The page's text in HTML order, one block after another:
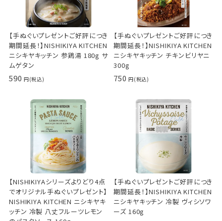
【手ぬぐいプレゼントご好評につき
期間延長！】NISHIKIYA KITCHEN
ニシキヤキッチン 参鶏湯 180g サ
ムゲタン
590
【手ぬぐいプレゼントご好評につき
期間延長！】NISHIKIYA KITCHEN
ニシキヤキッチン チキンビリヤニ
300g
750
【NISHIKIYAシリーズよりどり4点
でオリジナル手ぬぐいプレゼント】
NISHIKIYA KITCHEN ニシキヤキ
ッチン 冷製 八丈フルーツレモン
【手ぬぐいプレゼントご好評につき
期間延長！】NISHIKIYA KITCHEN
ニシキヤキッチン 冷製 ヴィシソワ
ーズ 160g